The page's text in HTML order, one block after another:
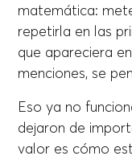
matemática:
repetirla en las
que apareciera
menciones, se
Eso ya no
dejaron de
valor es cómo